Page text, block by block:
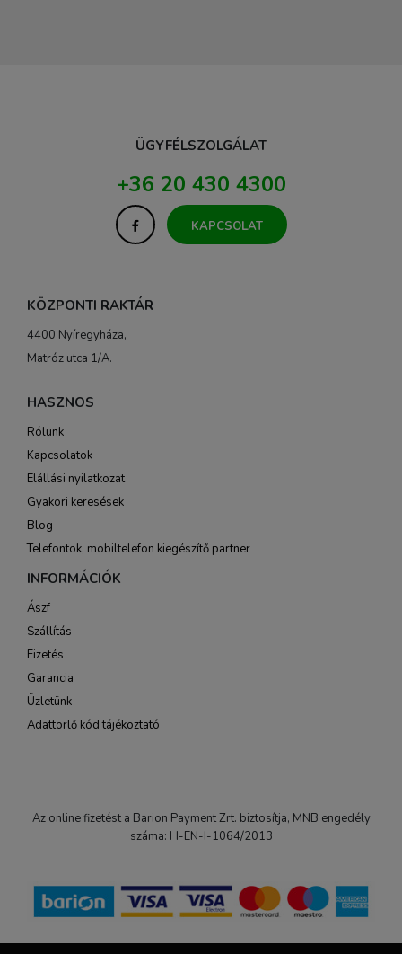
ÜGYFÉLSZOLGÁLAT
+36 20 430 4300
KAPCSOLAT
KÖZPONTI RAKTÁR
4400 Nyíregyháza,
Matróz utca 1/A.
HASZNOS
Rólunk
Kapcsolatok
Elállási nyilatkozat
Gyakori keresések
Blog
Telefontok, mobiltelefon kiegészítő partner
INFORMÁCIÓK
Ászf
Szállítás
Fizetés
Garancia
Üzletünk
Adattörlő kód tájékoztató
Az online fizetést a Barion Payment Zrt. biztosítja, MNB engedély
száma: H-EN-I-1064/2013